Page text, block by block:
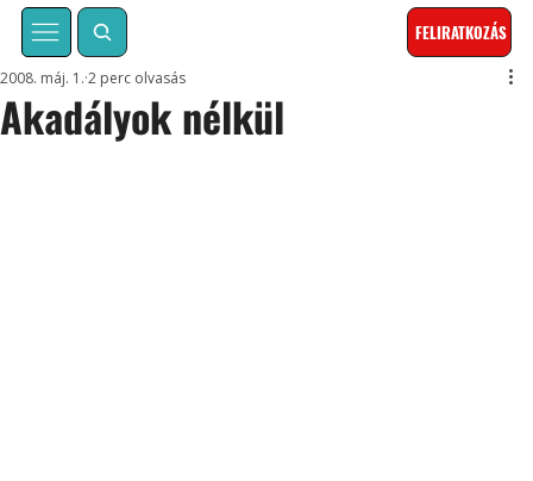
FELIRATKOZÁS
Akadályok nélkül
2008. máj. 1. 2 perc olvasás